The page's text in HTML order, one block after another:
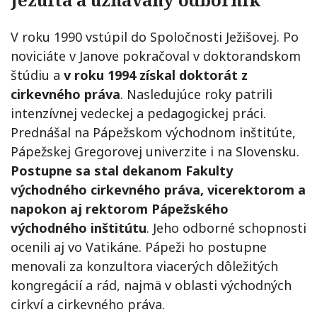
V roku 1990 vstúpil do Spoločnosti Ježišovej. Po
noviciáte v Janove pokračoval v doktorandskom
štúdiu a v roku 1994 získal doktorát z
cirkevného práva. Nasledujúce roky patrili
intenzívnej vedeckej a pedagogickej práci.
Prednášal na Pápežskom východnom inštitúte,
Pápežskej Gregorovej univerzite i na Slovensku.
Postupne sa stal dekanom Fakulty
východného cirkevného práva, vicerektorom a
napokon aj rektorom Pápežského
východného inštitútu. Jeho odborné schopnosti
ocenili aj vo Vatikáne. Pápeži ho postupne
menovali za konzultora viacerých dôležitých
kongregácií a rád, najmä v oblasti východných
cirkví a cirkevného práva.